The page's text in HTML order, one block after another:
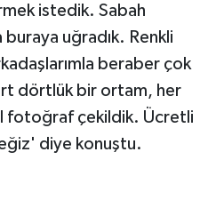
istedik. Sabah
uğradık. Renkli
beraber çok
dörtlük bir ortam, her
fotoğraf çekildik. Ücretli
diye konuştu.